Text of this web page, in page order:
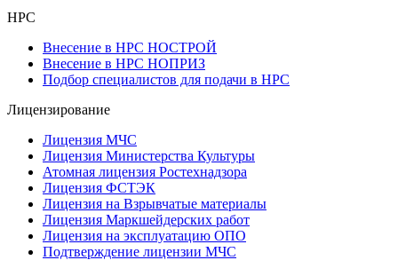
НРС
Внесение в НРС НОСТРОЙ
Внесение в НРС НОПРИЗ
Подбор специалистов для подачи в НРС
Лицензирование
Лицензия МЧС
Лицензия Министерства Культуры
Атомная лицензия Ростехнадзора
Лицензия ФСТЭК
Лицензия на Взрывчатые материалы
Лицензия Маркшейдерских работ
Лицензия на эксплуатацию ОПО
Подтверждение лицензии МЧС